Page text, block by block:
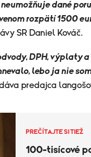
dané
rozpätí 1500
SR Daniel Kováč.
DPH, výplaty a
lebo ja nie
predajca
PREČÍTAJTE SI TIEŽ
100-tisícové